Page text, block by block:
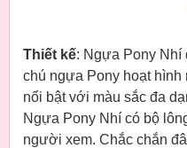
Thiết kế: Ngựa Pony Nhí
chú ngựa Pony hoạt
nổi bật với màu sắc đa
Ngựa Pony Nhí có bộ
người xem. Chắc chắn